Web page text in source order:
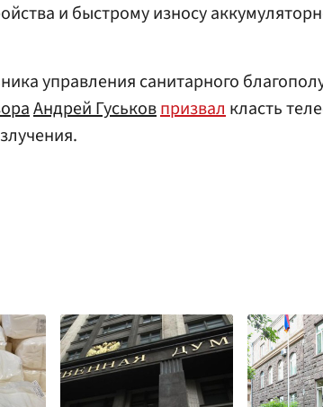
и быстрому износу
управления санитарного
Андрей Гуськовпризвалкласть